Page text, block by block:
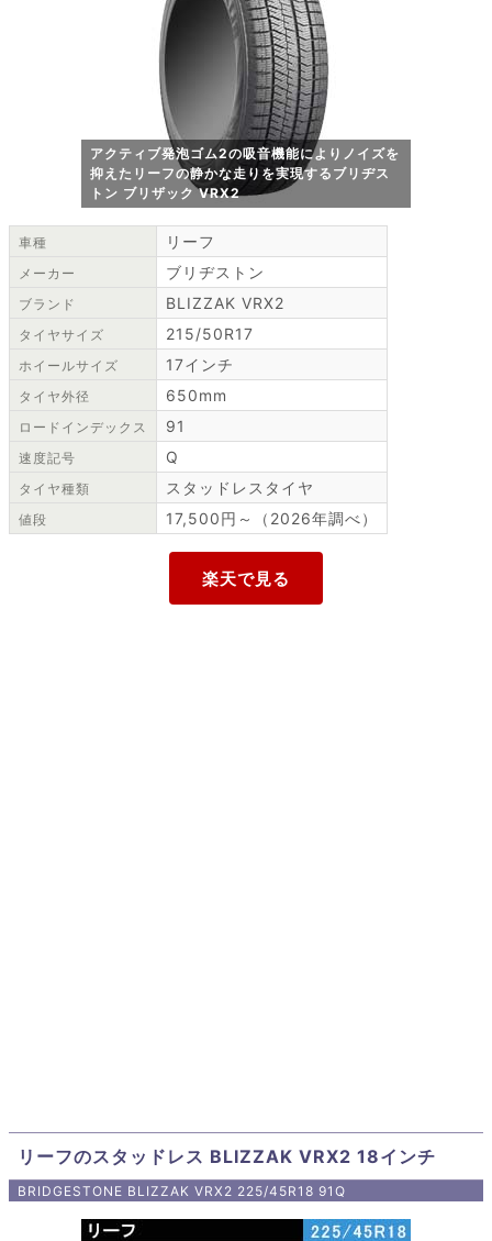
アクティブ発泡ゴム2の吸音機能によりノイズを
抑えたリーフの静かな走りを実現するブリヂス
トン ブリザック VRX2
車種 リーフ
メーカー ブリヂストン
ブランド BLIZZAK VRX2
タイヤサイズ 215/50R17
ホイールサイズ 17インチ
タイヤ外径 650mm
ロードインデックス 91
速度記号 Q
タイヤ種類 スタッドレスタイヤ
値段 17,500円～（2026年調べ）
リーフのスタッドレス BLIZZAK VRX2 18インチ
BRIDGESTONE BLIZZAK VRX2 225/45R18 91Q